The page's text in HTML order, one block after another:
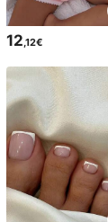
12,12€